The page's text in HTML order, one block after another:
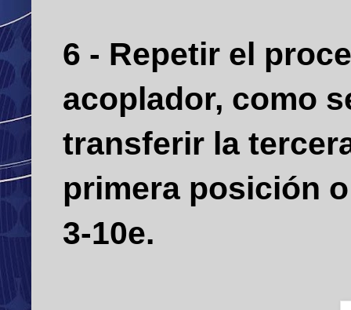
6 - Repetir el
acoplador, como
transferir la
primera posición
3-10e.